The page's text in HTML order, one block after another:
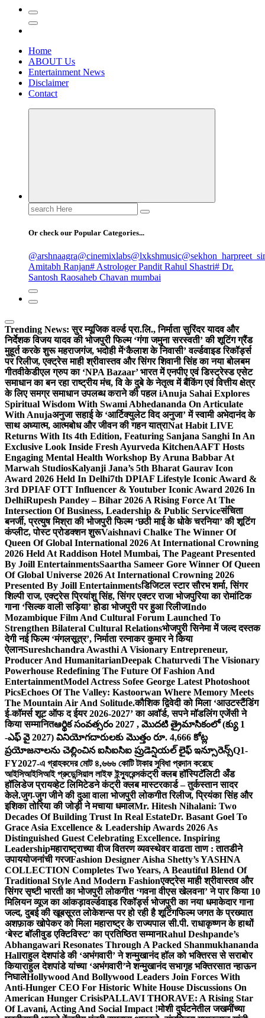
Home
ABOUT Us
Entertainment News
Disclaimer
Contact
Search
for:
Or check our Popular Categories...
@arshnaagra@cinemixlabs@lxkshmusic
Amitabh Ranjan# Astrologer Pandit Rahul Shastri# Dr.
Santosh Raosaheb Chavan mumbai
Trending News: सुर म्यूजिक वर्ल्ड प्रा.लि., निर्माता सुरिंदर यादव और
निर्देशक विजय यादव की भोजपुरी फिल्म ‘गंगा जमुना सरस्वती’ की शूटिंग ग्रैंड
मुहूर्त करके शुरू महराजगंज, भदोही में‘कैलाश के निवासी’ वर्ल्डवाइड रिकॉर्ड्स
पर रिलीज, एक्ट्रेस माही श्रीवास्तव और सिंगर शिवानी सिंह का नया बोलबम
गीतवीकेडीएल ग्रुप का ‘NPA Bazaar’ भारत में एनपीए एवं डिस्ट्रेस्ड एसेट
समाधान का बन रहा राष्ट्रीय मंच, वि के दुबे के नेतृत्व में बैंकिंग एवं वित्तीय क्षेत्र
के लिए समग्र समाधान उपलब्ध कराने की पहल iAnuja Sahai Explores
Spiritual Wisdom With Swami Abhedananda On Articulate
With Anujaअनुजा सहाई के ‘आर्टिक्युलेट विद अनुजा’ में स्वामी अभेदानंद के
साथ अध्यात्म, आत्मबोध और जीवन की गहन यात्राNat Habit LIVE
Returns With Its 4th Edition, Featuring Sanjana Sanghi In An
Exclusive Look Inside Fresh Ayurveda KitchenAAFT Hosts
Engaging Mental Health Workshop By Aruna Babbar At
Marwah StudiosKalyanji Jana’s 5th Bharat Gaurav Icon
Award 2026 Held In Delhi7th DPIAF Lifestyle Iconic Award &
3rd DPIAF OTT Influencer & Youtuber Iconic Award 2026 In
DelhiRupesh Pandey – Bihar 2026 A Rising Force At The
Intersection Of Business, Leadership & Public Serviceसंचिता
बनर्जी, प्रत्युष मिश्रा की भोजपुरी फिल्म ‘छठी माई के धोके चरनिया’ की शूटिंग
कंप्लीट, पोस्ट प्रोडक्शन शुरूVaishnavi Chalke The Winner Of
Queen Of Global International 2026 At International Crowning
2026 Held At Raddison Hotel Mumbai, The Pageant Presented
By Joill EntertainmentsSaartha Sameer Gore Winner Of Queen
Of Global Universe 2026 At International Crowning 2026
Presented By Joill Entertainmentsडिजिटल स्टार सौरभ शर्मा, सिंगर
शिल्पी राज, एक्ट्रेस प्रियांशु सिंह, सिंगर एक्टर राजा भोजपुरिया का रोमांटिक
गाना ‘सिल्क वाली सड़िया’ होडा भोजपुरी पर हुआ रिलीजIndo
Mozambique Film And Cultural Forum Launched To
Strengthen Bilateral Cultural Relationsभोजपुरी सिनेमा में जल्द दस्तक
देगी नई फिल्म ‘मंगलसूत्र’, निर्माता रत्नाकर कुमार ने किया
ऐलानSureshchandra Awasthi A Visionary Entrepreneur,
Producer And HumanitarianDeepak Chaturvedi The Visionary
Powerhouse Redefining The Future Of Fashion And
EntertainmentModel Actress Sofee George Latest Photoshoot
PicsEchoes Of The Valley: Kastoorwan Where Memory Meets
The Mountain Air And Solitude.कौशिक द्विवेदी को मिला ‘आउटस्टैंडिंग
ई-कॉमर्स शूट ऑफ द ईयर 2026-2027’ का अवॉर्ड, सपने मॉडलिंग एजेंसी ने
किया सम्मानितఆర్థిక సంవత్సరం 2027 , మొదటి త్రైమాసికంలో (క్యు 1
-ఎఫ్ వై 2027) వినియోగదారులకు మొత్తం రూ. 4,666 కోట్ల
ప్రయోజనాలను చెల్లించిన ఐసిఐసిఐ ప్రుడెన్షియల్ లైఫ్ ఇన్సూరెన్స్Q1-
FY2027-এ গ্রাহকদের মোট ৪,৬৬৬ কোটি টাকার সুবিধা প্রদান করেছে
আইসিআইসিআই প্রুডেন্সিয়াল লাইফ ইন্স্যুরেন্সकंट्री क्लब हॉस्पिटॅलिटी अँड
हॉलिडेज प्रायव्हेट लिमिटेडने कंट्री क्लब मास्टरकार्ड – तुर्कस्तान सादर
केले.जुग-जुग जीने की दुआ वाला भोजपुरी लोकगीत रिलीज, प्रियंका सिंह और
इशिका तोरिया की जोड़ी ने मचाया धमालMr. Hitesh Nihalani: Two
Decades Of Building Trust In Real EstateDr. Basant Goel To
Grace Asia Excellence & Leadership Awards 2026 As
Distinguished Guest Celebrating Excellence. Inspiring
Leadershipमहाराष्ट्राच्या वीज वितरण व्यवस्थेवर वाढता ताण : तातडीने
उपाययोजनांची गरजFashion Designer Aisha Shetty’s YASHNA
COLLECTION Completes Two Years, A Beautiful Blend Of
Traditional Style And Modern Fashionएक्ट्रेस माही श्रीवास्तव और
सिंगर सृष्टी भारती का भोजपुरी लोकगीत ‘गवना वीएस खेलवना’ ने पार किया 10
मिलियन व्यूज का आंकड़ावर्ल्डवाइड रिकॉर्ड्स भोजपुरी का नया धमाकेदार गाना
जल्द, दुबई की खूबसूरत लोकेशन्स पर हो रही है शूटिंगफिल्म जगत के प्रख्यात
अशफ़ाक खोपेकर को मिला महाराष्ट्र के राज्यपाल सी.पी. राधाकृष्णन के हाथों
‘बेस्ट बॉलीवुड एक्टिविस्ट’ का प्रतिष्ठित सम्मानRahul Deshpande’s
Abhangawari Resonates Through A Packed Shanmukhananda
Hallराहुल देशपांडे की ‘अभंगवारी’ ने शन्मुखानंद हॉल को भक्तिरस से सराबोर
कियाराहुल देशपांडे यांच्या ‘अभंगवारी’ने शन्मुखानंद सभागृह भक्तिरसात न्हाऊन
निघालेHollywood And Bollywood Leaders Join Forces With
Anti-Hunger CEO For Historic White House Discussions On
American Hunger CrisisPALLAVI THORAVE: A Rising Star
Of Lavani, Acting And Social Impact !मोशी दुर्घटनेतील जखमींच्या